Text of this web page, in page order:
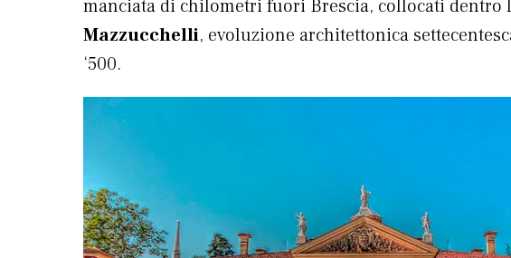
manciata di chilometri fuori Brescia, collocati dentro
Mazzucchelli, evoluzione architettonica
‘500.